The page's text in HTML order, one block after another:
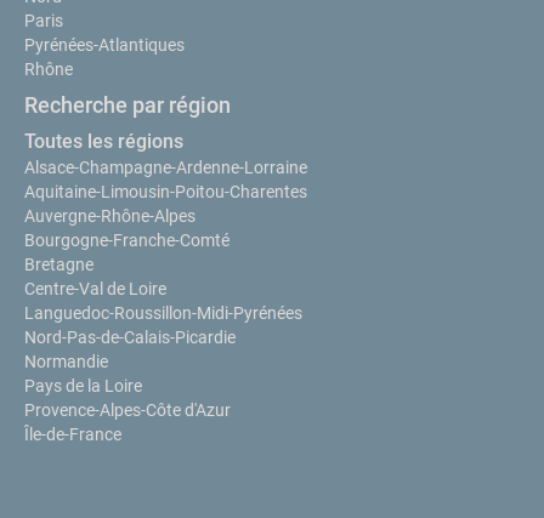
Paris
Pyrénées-Atlantiques
Rhône
Recherche par région
Toutes les régions
Alsace-Champagne-Ardenne-Lorraine
Aquitaine-Limousin-Poitou-Charentes
Auvergne-Rhône-Alpes
Bourgogne-Franche-Comté
Bretagne
Centre-Val de Loire
Languedoc-Roussillon-Midi-Pyrénées
Nord-Pas-de-Calais-Picardie
Normandie
Pays de la Loire
Provence-Alpes-Côte d'Azur
Île-de-France